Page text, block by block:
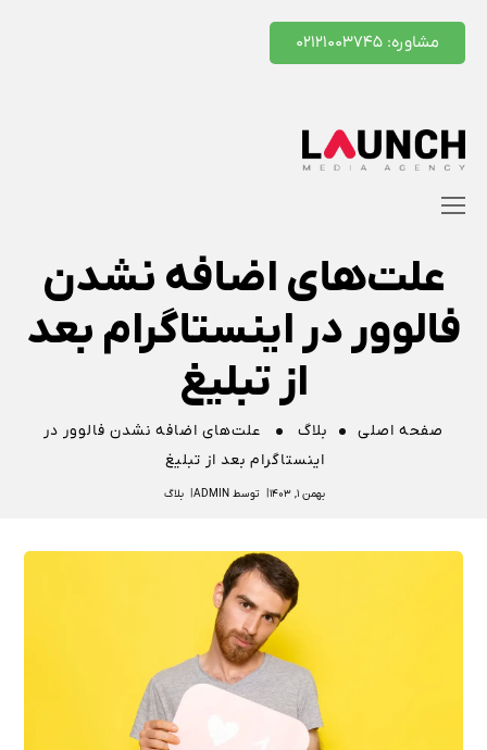
مشاوره: ۰۲۱۲۱۰۰۳۷۴۵
علت‌های اضافه نشدن
فالوور در اینستاگرام بعد
از تبلیغ
صفحه اصلی بلاگ
علت‌های اضافه نشدن فالوور در
اینستاگرام بعد از تبلیغ
بهمن ۱, ۱۴۰۳ توسطADMIN بلاگ